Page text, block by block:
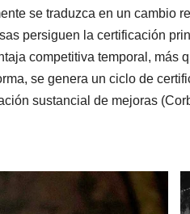
se traduzca en un cambio
persiguen la certificación
competitiva temporal, más
se genera un ciclo de
sustancial de mejoras